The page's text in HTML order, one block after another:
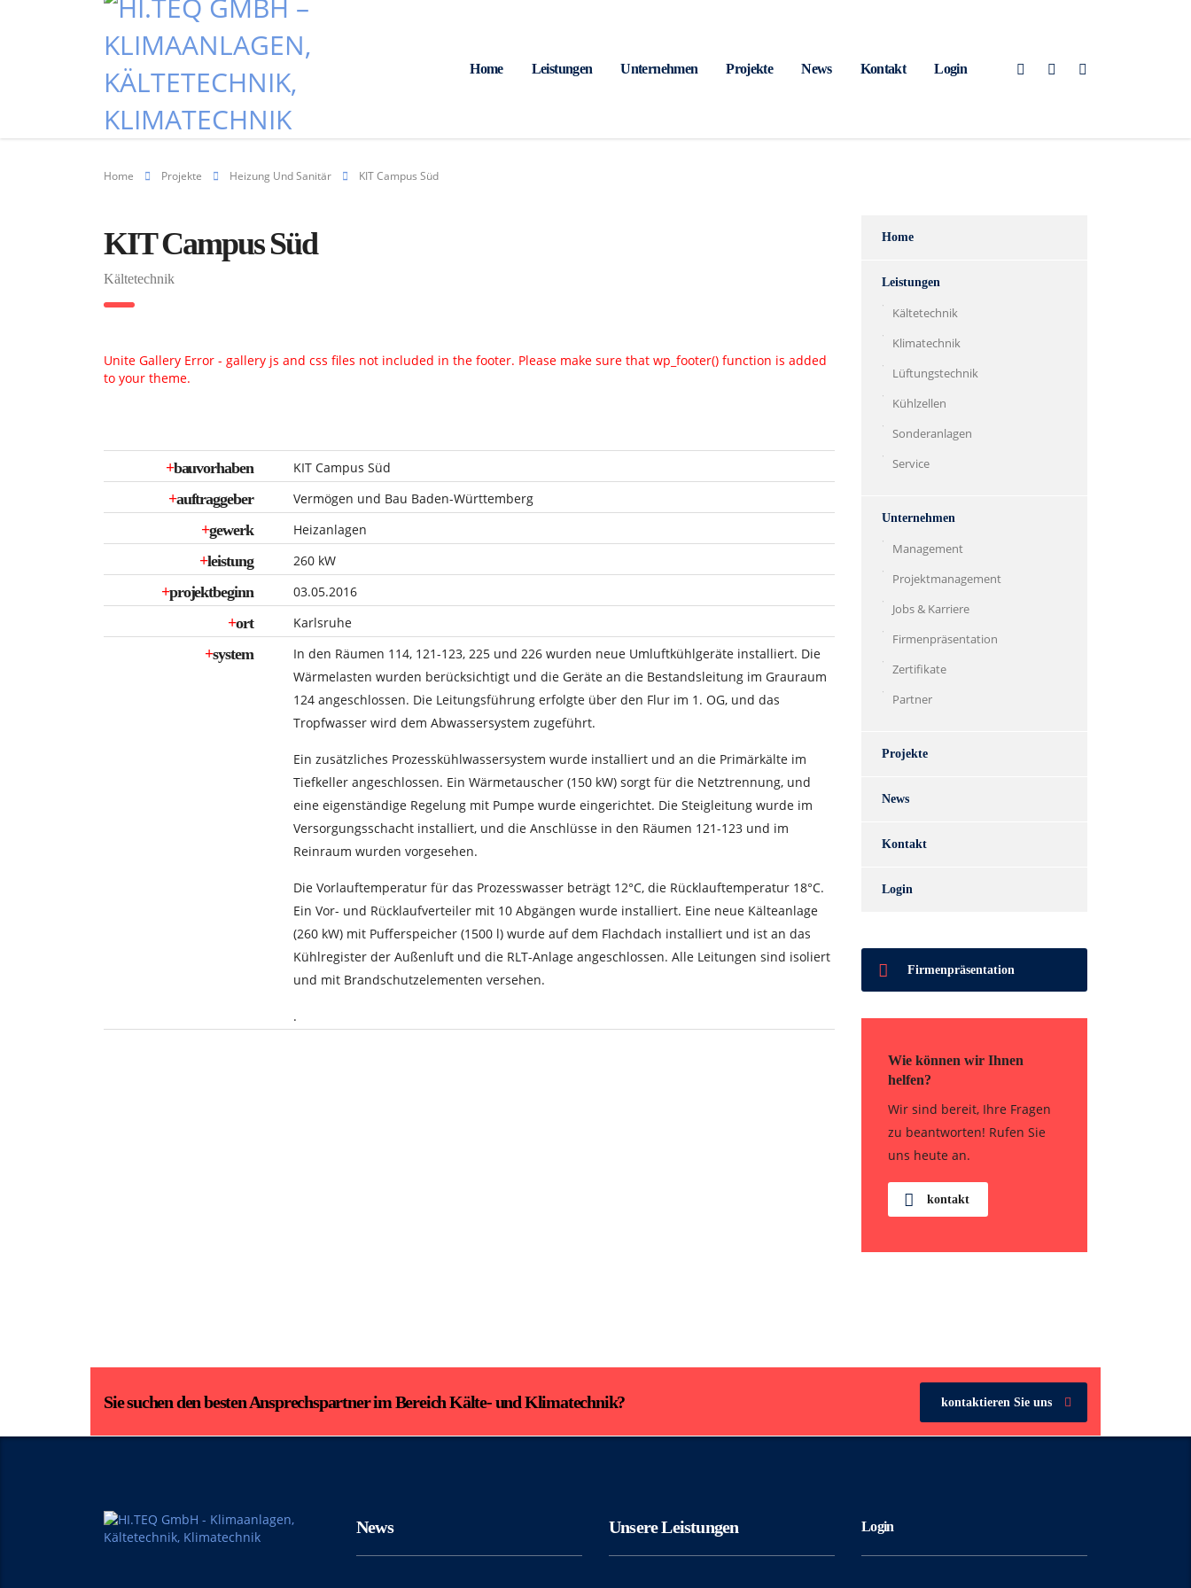
Home Leistungen Unternehmen Projekte News Kontakt Login
Home Projekte Heizung Und Sanitär KIT Campus Süd
KIT Campus Süd
Kältetechnik
Unite Gallery Error - gallery js and css files not included in the footer. Please make sure that wp_footer() function is added
to your theme.
+bauvorhaben KIT Campus Süd
+auftraggeber Vermögen und Bau Baden-Württemberg
+gewerk Heizanlagen
+leistung 260 kW
+projektbeginn 03.05.2016
+ort Karlsruhe
+system
In den Räumen 114, 121-123, 225 und 226 wurden neue Umluftkühlgeräte installiert. Die
Wärmelasten wurden berücksichtigt und die Geräte an die Bestandsleitung im Grauraum
124 angeschlossen. Die Leitungsführung erfolgte über den Flur im 1. OG, und das
Tropfwasser wird dem Abwassersystem zugeführt.
Ein zusätzliches Prozesskühlwassersystem wurde installiert und an die Primärkälte im
Tiefkeller angeschlossen. Ein Wärmetauscher (150 kW) sorgt für die Netztrennung, und
eine eigenständige Regelung mit Pumpe wurde eingerichtet. Die Steigleitung wurde im
Versorgungsschacht installiert, und die Anschlüsse in den Räumen 121-123 und im
Reinraum wurden vorgesehen.
Die Vorlauftemperatur für das Prozesswasser beträgt 12°C, die Rücklauftemperatur 18°C.
Ein Vor- und Rücklaufverteiler mit 10 Abgängen wurde installiert. Eine neue Kälteanlage
(260 kW) mit Pufferspeicher (1500 l) wurde auf dem Flachdach installiert und ist an das
Kühlregister der Außenluft und die RLT-Anlage angeschlossen. Alle Leitungen sind isoliert
und mit Brandschutzelementen versehen.
.
Home
Leistungen
Kältetechnik
Klimatechnik
Lüftungstechnik
Kühlzellen
Sonderanlagen
Service
Unternehmen
Management
Projektmanagement
Jobs & Karriere
Firmenpräsentation
Zertifikate
Partner
Projekte
News
Kontakt
Login
Firmenpräsentation
Wie können wir Ihnen
helfen?
Wir sind bereit, Ihre Fragen
zu beantworten! Rufen Sie
uns heute an.
kontakt
Sie suchen den besten Ansprechspartner im Bereich Kälte- und Klimatechnik? kontaktieren Sie uns
News Unsere Leistungen Login